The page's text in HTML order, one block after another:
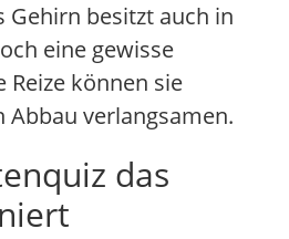
Gehirn besitzt auch in
eine gewisse
Reize können sie
Abbau verlangsamen.
das